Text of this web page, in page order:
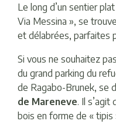
Le long d’un sentier
Via Messina », se
et délabrées, parfaites
Si vous ne souhaitez
du grand parking du
de Ragabo-Brunek, se
de Mareneve. Il s’agit
bois en forme de «